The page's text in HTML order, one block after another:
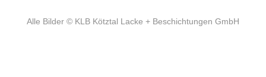
Alle Bilder © KLB Kötztal Lacke + Beschichtungen GmbH